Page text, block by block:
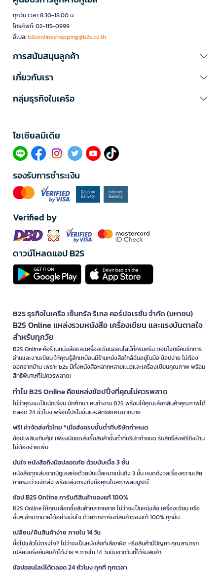
ทุกวัน เวลา 8.30-18.00 น.
โทรศัพท์: 02-115-0999
อีเมล:b2sonlineshopping@b2s.co.th
การสนับสนุนลูกค้า
เกี่ยวกับเรา
กลุ่มธุรกิจในเครือ
โซเซียลมีเดีย​
รองรับการชำระเงิน
Verified by
ดาวน์โหลดแอป B2S
B2S ธุรกิจในเครือ เซ็นทรัล รีเทล คอร์ปอเรชั่น จำกัด (มหาชน)
B2S Online แหล่งรวมหนังสือ เครื่องเขียน และแรงบันดาลใจ
สำหรับทุกวัย
B2S Online คือร้านหนังสือและเครื่องเขียนออนไลน์ที่ครบครัน ตอบโจทย์คนรักการ
อ่านและงานเขียน ให้คุณรู้สึกเหมือนมีร้านหนังสือใกล้ฉันอยู่ในมือ ช้อปง่าย ไม่ต้อง
ออกจากบ้าน เพราะ b2s มีทั้งหนังสือหลากหลายแนวและเครื่องเขียนคุณภาพ พร้อม
สิทธิพิเศษที่ไม่ควรพลาด!
ทำไม B2S Online คือแหล่งช้อปปิ้งที่คุณไม่ควรพลาด
ไม่ว่าคุณจะเป็นนักเรียน นักศึกษา คนทำงาน B2S พร้อมให้คุณเลือกสินค้าคุณภาพได้
ตลอด 24 ชั่วโมง พร้อมโปรโมชั่นและสิทธิพิเศษมากมาย
ฟรี! ค่าจัดส่งทั่วไทย *เมื่อสั่งครบขั้นต่ำที่บริษัทกำหนด
ช้อปเพลินเกินคุ้ม! เพียงมียอดสั่งซื้อสินค้าขั้นต่ำที่บริษัทกำหนด รับสิทธิ์ส่งฟรีถึงบ้าน
ไม่ต้องจ่ายเพิ่ม
มั่นใจ หนังสือถึงมือปลอดภัย ด้วยบับเบิ้ล 3 ชั้น
หนังสือทุกเล่มจากบีทูเอสห่อด้วยบับเบิ้ลหนาแน่นถึง 3 ชั้น หมดกังวลเรื่องความเสีย
หายระหว่างจัดส่ง พร้อมส่งตรงถึงมือคุณในสภาพสมบูรณ์
ช้อป B2S Online การันตีสินค้าของแท้ 100%
B2S Online ให้คุณเลือกซื้อสินค้าหลากหลาย ไม่ว่าจะเป็นหนังสือ เครื่องเขียน หรือ
อื่นๆ อีกมากมายได้อย่างมั่นใจ ด้วยการการันตีสินค้าของแท้ 100% ทุกชิ้น
เปลี่ยน/คืนสินค้าง่าย ภายใน 14 วัน
ซื้อไปแล้วไม่ตรงใจ? ไม่ว่าจะเป็นหนังสือที่เลือกผิด หรือสินค้ามีปัญหา คุณสามารถ
เปลี่ยนหรือคืนสินค้าได้ง่าย ๆ ภายใน 14 วันนับจากวันที่ได้รับสินค้า
ช้อปออนไลน์ได้ตลอด 24 ชั่วโมง ทุกที่ ทุกเวลา